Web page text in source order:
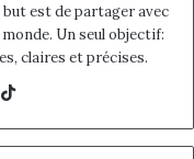
est de partager avec
Un seul objectif:
claires et précises.
Ins
k